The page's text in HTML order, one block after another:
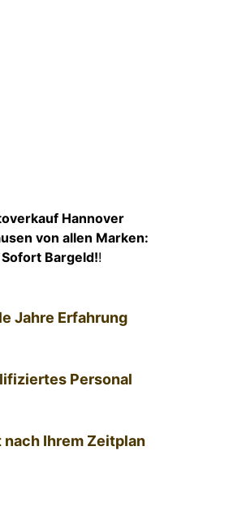
Hannover
von allen Marken:
Sofort Bargeld!!
Jahre Erfahrung
Personal
nach Ihrem Zeitplan